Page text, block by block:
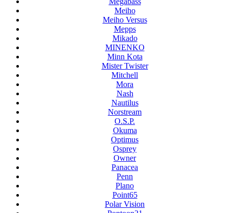
Meiho
Meiho Versus
Mepps
Mikado
MINENKO
Minn Kota
Mister Twister
Mitchell
Mora
Nash
Nautilus
Norstream
O.S.P.
Okuma
Optimus
Osprey
Owner
Panacea
Penn
Plano
Point65
Polar Vision